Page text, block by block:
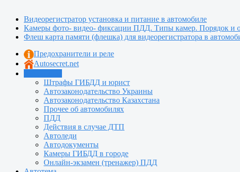
Видеорегистратор установка и питание в автомобиле
Камеры фото- видео- фиксации ПДД. Типы камер. Порядок и
Флеш карта памяти (флешка) для видеорегистратора в
Предохранители и реле
Autosecret.net
Штрафы ГИБДД и юрист
Автозаконодательство Украины
Автозаконодательство Казахстана
Прочее об автомобилях
ПДД
Действия в случае ДТП
Автоледи
Автодокументы
Камеры ГИБДД в городе
Онлайн-экзамен (тренажер) ПДД